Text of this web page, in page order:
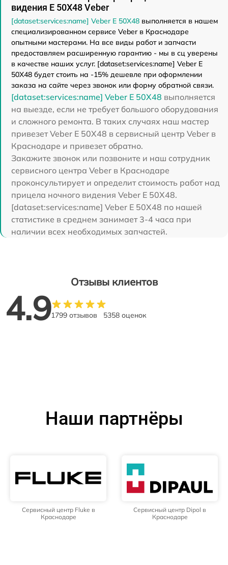
видения E 50X48 Veber
[dataset:services:name] Veber E 50X48 выполняется в нашем
специализированном сервисе Veber в Краснодаре
опытными мастерами. На все виды работ и запчасти
предоставляем расширенную гарантию - мы в сц уверены
в качестве наших услуг. [dataset:services:name] Veber E
50X48 будет стоить на -15% дешевле при оформлении
заказа на сайте через звонок или форму обратной связи.
[dataset:services:name] Veber E 50X48 выполняется
на выезде, если не требует большого оборудования
и сложного ремонта. В таких случаях наш мастер
привезет Veber E 50X48 в сервисный центр Veber в
Краснодаре и привезет обратно.
Закажите звонок или позвоните и наш сотрудник
сервисного центра Veber в Краснодаре
проконсультирует и определит стоимость работ над
прицела ночного видения Veber E 50X48.
[dataset:services:name] Veber E 50X48 по нашей
статистике в среднем занимает 3-4 часа при
наличии всех необходимых запчастей.
Отзывы клиентов
4.91799 отзывов 5358 оценок
Наши партнёры
Сервисный центр Fluke в
Краснодаре
Сервисный центр Dipol в
Краснодаре